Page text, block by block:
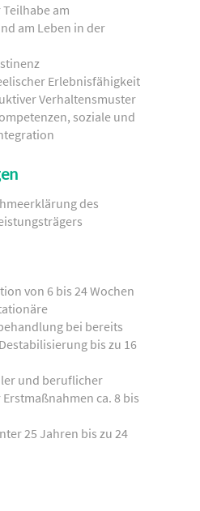
am
am Leben in der
Erlebnisfähigkeit
Verhaltensmuster
soziale und
des
von 6 bis 24 Wochen
bei bereits
bis zu 16
und beruflicher
ca. 8 bis
25 Jahren bis zu 24